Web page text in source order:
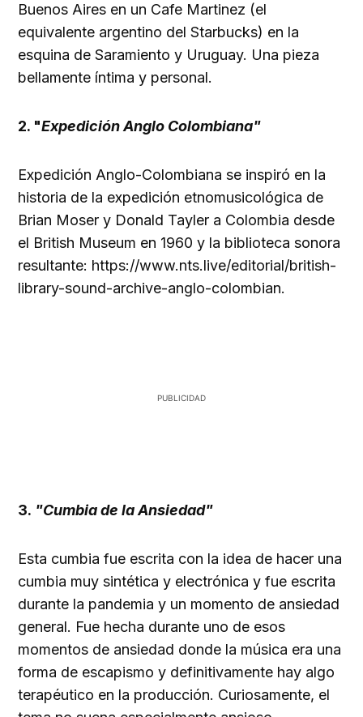
Buenos Aires en un Cafe Martinez (el
equivalente argentino del Starbucks) en la
esquina de Saramiento y Uruguay. Una pieza
bellamente íntima y personal.
2. "Expedición Anglo Colombiana"
Expedición Anglo-Colombiana se inspiró en la
historia de la expedición etnomusicológica de
Brian Moser y Donald Tayler a Colombia desde
el British Museum en 1960 y la biblioteca sonora
resultante: https://www.nts.live/editorial/british-
library-sound-archive-anglo-colombian.
3. "Cumbia de la Ansiedad"
Esta cumbia fue escrita con la idea de hacer una
cumbia muy sintética y electrónica y fue escrita
durante la pandemia y un momento de ansiedad
general. Fue hecha durante uno de esos
momentos de ansiedad donde la música era una
forma de escapismo y definitivamente hay algo
terapéutico en la producción. Curiosamente, el